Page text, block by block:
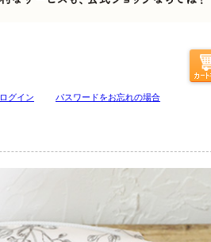
ログイン パスワードをお忘れの場合